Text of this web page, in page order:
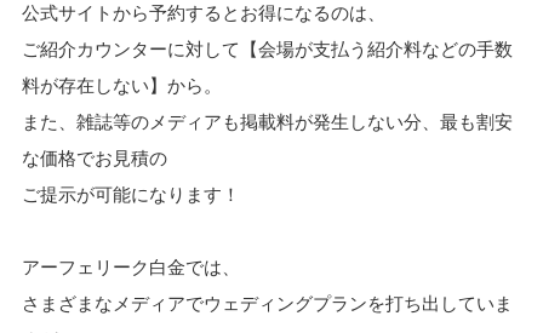
公式サイトから予約するとお得になるのは、
ご紹介カウンターに対して【会場が支払う紹介料などの手数
料が存在しない】から。
また、雑誌等のメディアも掲載料が発生しない分、最も割安
な価格でお見積の
ご提示が可能になります！
アーフェリーク白金では、
さまざまなメディアでウェディングプランを打ち出していま